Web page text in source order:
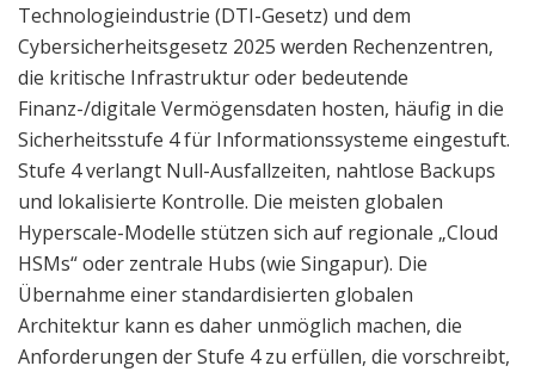
Technologieindustrie (DTI-Gesetz) und dem
Cybersicherheitsgesetz 2025 werden Rechenzentren,
die kritische Infrastruktur oder bedeutende
Finanz-/digitale Vermögensdaten hosten, häufig in die
Sicherheitsstufe 4 für Informationssysteme eingestuft.
Stufe 4 verlangt Null-Ausfallzeiten, nahtlose Backups
und lokalisierte Kontrolle. Die meisten globalen
Hyperscale-Modelle stützen sich auf regionale „Cloud
HSMs“ oder zentrale Hubs (wie Singapur). Die
Übernahme einer standardisierten globalen
Architektur kann es daher unmöglich machen, die
Anforderungen der Stufe 4 zu erfüllen, die vorschreibt,